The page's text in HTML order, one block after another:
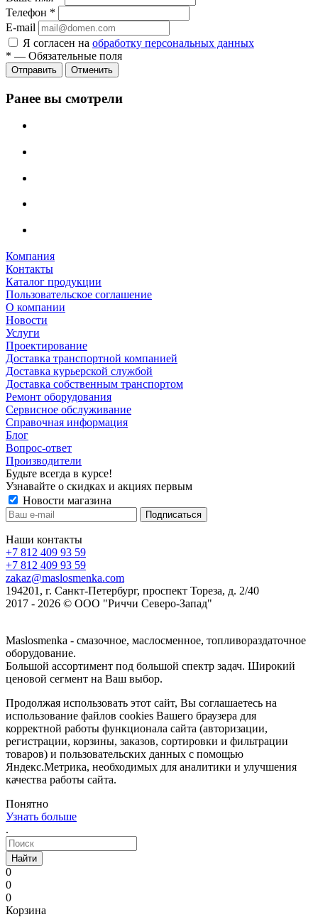
Телефон *
E-mail
Я согласен на обработку персональных данных
* — Обязательные поля
Отменить
Ранее вы смотрели
Компания
Контакты
Каталог продукции
Пользовательское соглашение
О компании
Новости
Услуги
Проектирование
Доставка транспортной компанией
Доставка курьерской службой
Доставка собственным транспортом
Ремонт оборудования
Сервисное обслуживание
Справочная информация
Блог
Вопрос-ответ
Производители
Будьте всегда в курсе!
Узнавайте о скидках и акциях первым
Новости магазина
Наши контакты
+7 812 409 93 59
+7 812 409 93 59
zakaz@maslosmenka.com
194201, г. Санкт-Петербург, проспект Тореза, д. 2/40
2017 - 2026 © ООО "Риччи Северо-Запад"
Maslosmenka - смазочное, маслосменное, топливораздаточное
оборудование.
Большой ассортимент под большой спектр задач. Широкий
ценовой сегмент на Ваш выбор.
Продолжая использовать этот сайт, Вы соглашаетесь на
использование файлов cookies Вашего браузера для
корректной работы функционала сайта (авторизации,
регистрации, корзины, заказов, сортировки и фильтрации
товаров) и пользовательских данных с помощью
Яндекс.Метрика, необходимых для аналитики и улучшения
качества работы сайта.
Понятно
Узнать больше
.
Найти
0
0
0
Корзина